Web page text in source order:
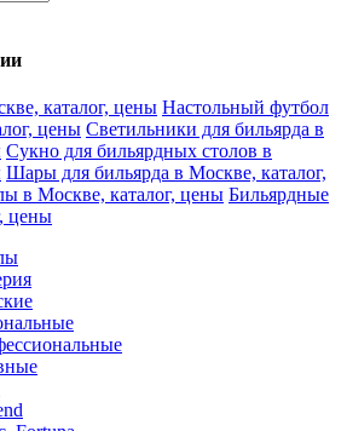
каталог, цены Настольный футбол
цены Светильники для бильярда в
Сукно для бильярдных столов в
Шары для бильярда в Москве, каталог,
в Москве, каталог, цены Бильярдные
цены